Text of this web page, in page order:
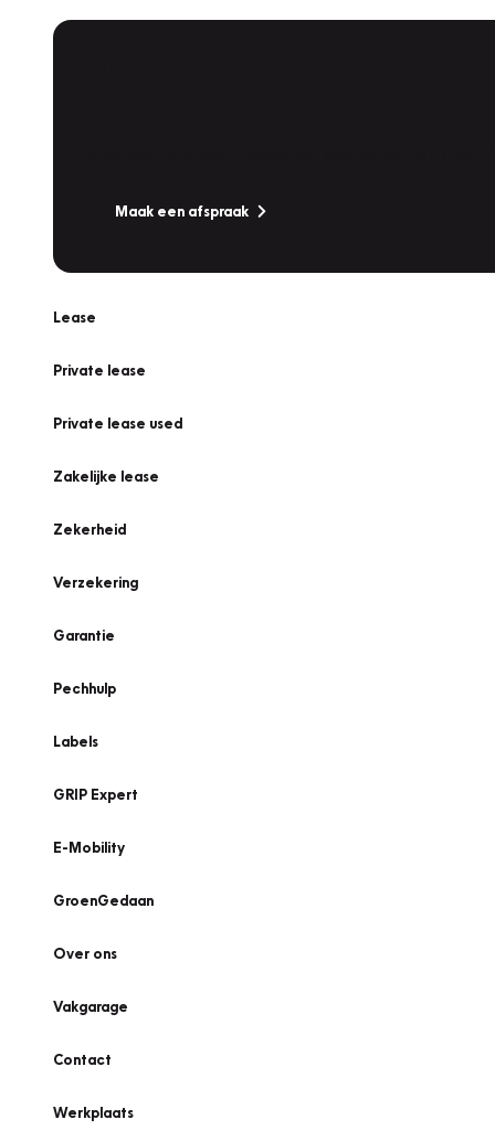
Maak een afspraak
Lease
Private lease
Private lease used
Zakelijke lease
Zekerheid
Verzekering
Garantie
Pechhulp
Labels
GRIP Expert
E-Mobility
GroenGedaan
Over ons
Vakgarage
Contact
Werkplaats